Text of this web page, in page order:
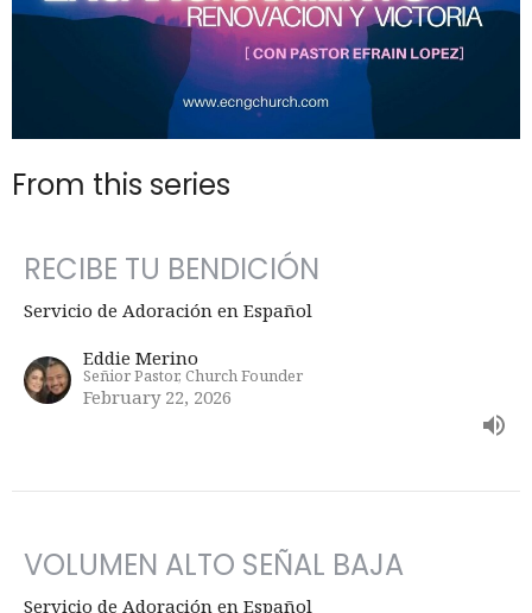
From this series
RECIBE TU BENDICIÓN
Servicio de Adoración en Español
Eddie Merino
Señior Pastor, Church Founder
February 22, 2026
VOLUMEN ALTO SEÑAL BAJA
Servicio de Adoración en Español